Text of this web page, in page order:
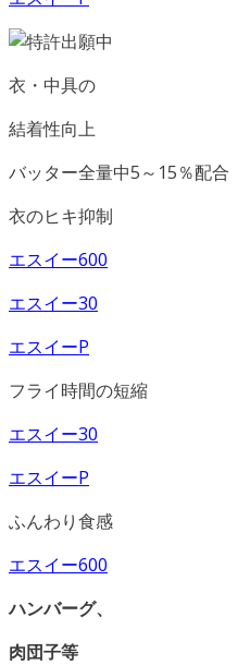
衣・中具の
結着性向上
バッター全量中5～15％配合
衣のヒキ抑制
エスイー600
エスイー30
エスイーP
フライ時間の短縮
エスイー30
エスイーP
ふんわり食感
エスイー600
ハンバーグ、
肉団子等